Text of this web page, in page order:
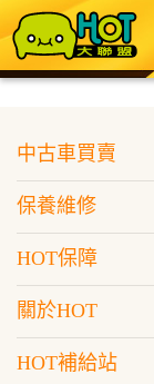
行銷活動
中古車買賣
保養維修
HOT保障
關於HOT
HOT補給站